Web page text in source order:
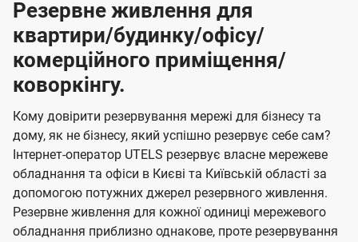
Резервне живлення для
квартири/будинку/офісу/
комерційного приміщення/
коворкінгу.
Кому довірити резервування мережі для бізнесу та
дому, як не бізнесу, який успішно резервує себе сам?
Інтернет-оператор UTELS резервує власне мережеве
обладнання та офіси в Києві та Київській області за
допомогою потужних джерел резервного живлення.
Резервне живлення для кожної одиниці мережевого
обладнання приблизно однакове, проте резервування